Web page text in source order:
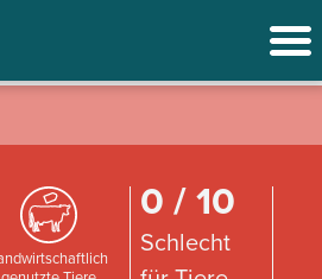
0 / 10
Schlecht